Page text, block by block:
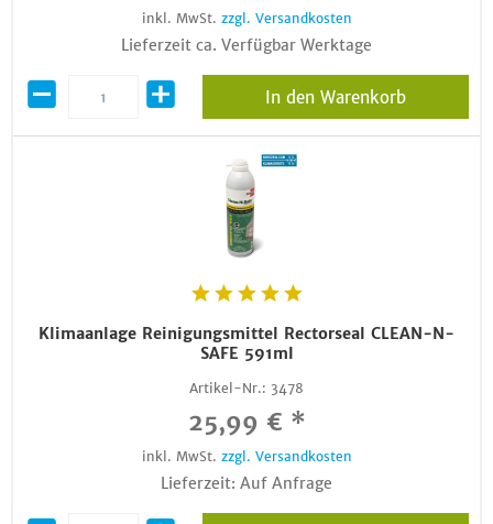
inkl. MwSt. zzgl. Versandkosten
Lieferzeit ca. Verfügbar Werktage
In den Warenkorb
Klimaanlage Reinigungsmittel Rectorseal CLEAN-N-
SAFE 591ml
Artikel-Nr.: 3478
25,99 € *
inkl. MwSt. zzgl. Versandkosten
Lieferzeit: Auf Anfrage